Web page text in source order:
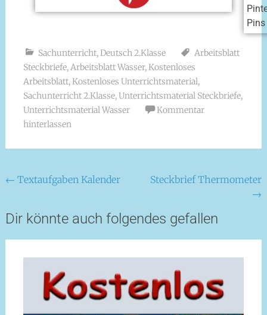
Sachunterricht,Deutsch 2.Klasse
Arbeitsblatt
Steckbriefe,Arbeitsblatt Wasser,Kostenloses
Arbeitsblatt,Kostenloses Unterrichtsmaterial,
Sachunterricht 2.Klasse,Unterrichtsmaterial Steckbriefe,
Unterrichtsmaterial Wasser
Kommentar
hinterlassen
← Textaufgaben Kalender
Steckbrief Thermometer
→
Dir könnte auch folgendes gefallen